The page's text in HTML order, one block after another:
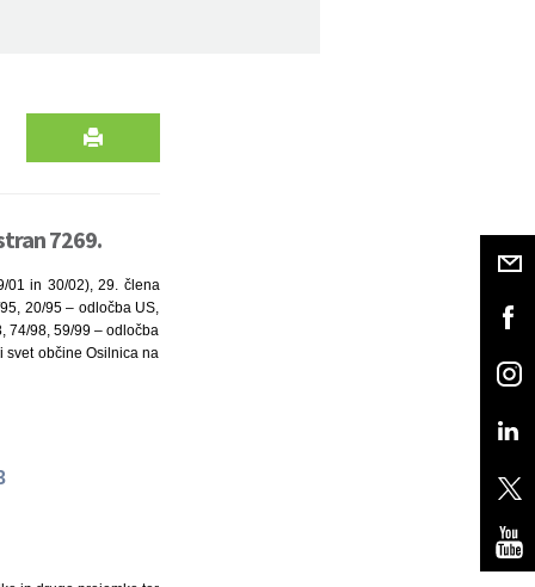
7269.
01 in 30/02), 29. člena
20/95 – odločba US,
74/98, 59/99 – odločba
svet občine Osilnica na